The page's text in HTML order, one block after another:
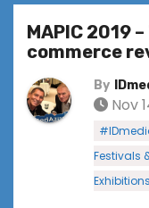
MAPIC 2019
commerce
By
Nov
Festivals
Exhibitions